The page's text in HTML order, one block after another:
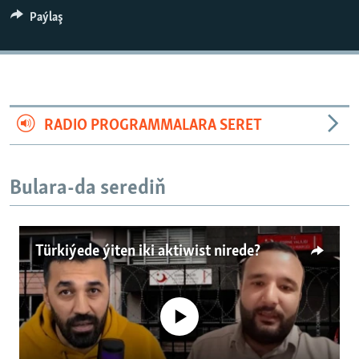
Paýlaş
RADIO PROGRAMMALARA SERET
Bulara-da serediň
Türkiýede ýiten iki aktiwist nirede?
No media source currently available